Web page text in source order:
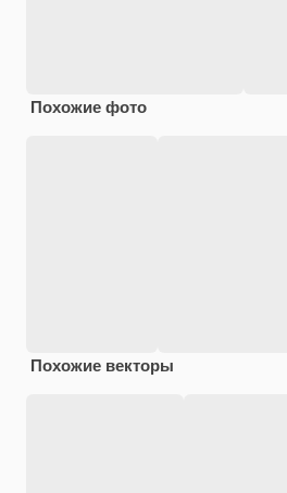
Похожие фото
Похожие векторы